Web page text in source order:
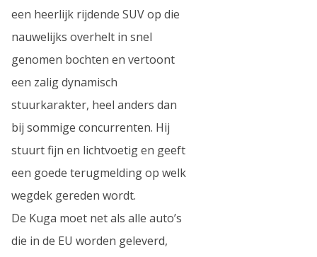
een heerlijk rijdende SUV op die
nauwelijks overhelt in snel
genomen bochten en vertoont
een zalig dynamisch
stuurkarakter, heel anders dan
bij sommige concurrenten. Hij
stuurt fijn en lichtvoetig en geeft
een goede terugmelding op welk
wegdek gereden wordt.
De Kuga moet net als alle auto’s
die in de EU worden geleverd,